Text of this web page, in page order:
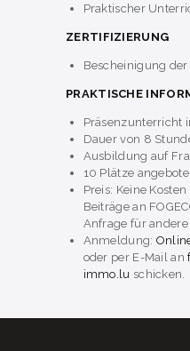
Praktischer
ZERTIFIZIERUNG
Bescheinigung
PRAKTISCHE
Präsenzunterricht
Dauer von 8
Ausbildung auf
10 Plätze
Preis: Keine
Beiträge an
Anfrage für
Anmeldung:
oder per E-Mail an
immo.lu schicken.